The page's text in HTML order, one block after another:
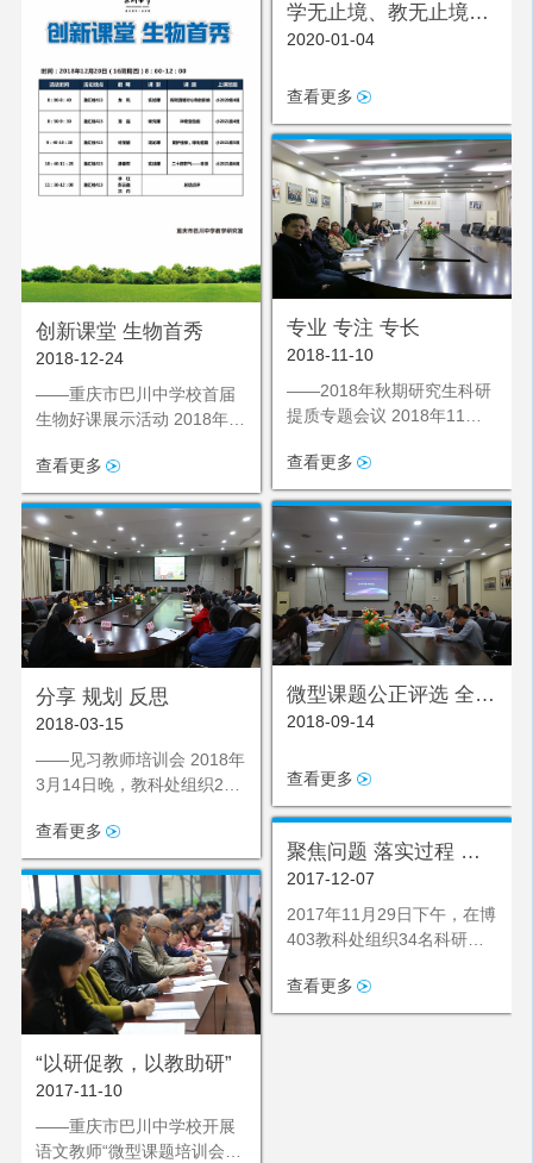
学无止境、教无止境、
研无止境
2020-01-04
查看更多
创新课堂 生物首秀
2018-12-24
——重庆市巴川中学校首届
生物好课展示活动 2018年
查看更多
专业 专注 专长
2018-11-10
——2018年秋期研究生科研
提质专题会议 2018年11月9
查看更多
微型课题公正评选 全校
科研稳步跨越
2018-09-14
查看更多
分享 规划 反思
2018-03-15
——见习教师培训会 2018年
3月14日晚，教科处组织25
查看更多
聚焦问题 落实过程 方
得始终
2017-12-07
2017年11月29日下午，在博
403教科处组织34名科研骨
题推进会议。会议聚焦微型
查看更多
“以研促教，以教助研”
2017-11-10
——重庆市巴川中学校开展
语文教师“微型课题培训会”